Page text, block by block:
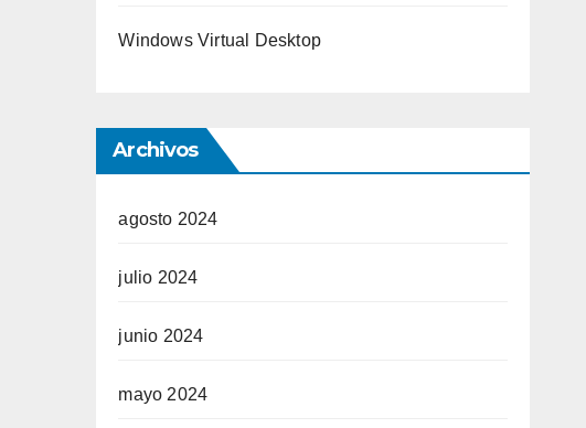
Windows Virtual Desktop
Archivos
agosto 2024
julio 2024
junio 2024
mayo 2024